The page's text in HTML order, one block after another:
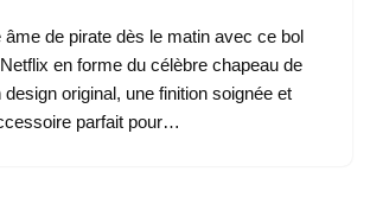
âme de pirate dès le matin avec ce bol
en forme du célèbre chapeau de
design original, une finition soignée et
parfait pour…